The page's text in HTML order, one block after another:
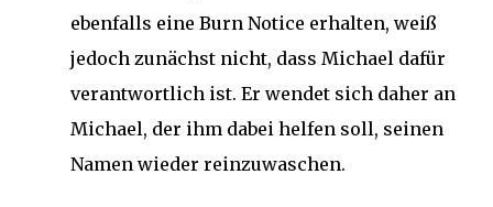
ebenfalls eine Burn Notice erhalten, weiß
jedoch zunächst nicht, dass Michael dafür
verantwortlich ist. Er wendet sich daher an
Michael, der ihm dabei helfen soll, seinen
Namen wieder reinzuwaschen.